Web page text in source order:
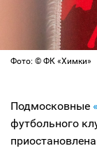
Фото: © ФК «Химки»
Подмосковные
футбольного